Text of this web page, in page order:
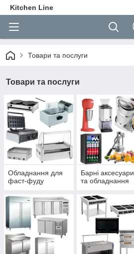
Kitchen Line
Товари та послуги
Товари та послуги
Обладнання для
фаст-фуду
Барні аксесуари
та обладнання